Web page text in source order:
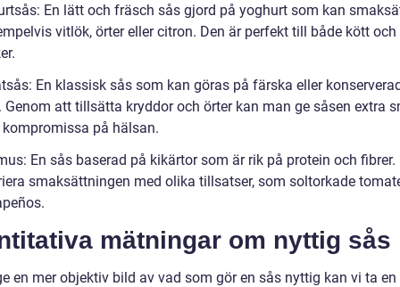
En lätt och fräsch sås gjord på yoghurt som kan
vitlök, örter eller citron. Den är perfekt till både kött och
En klassisk sås som kan göras på färska eller
Genom att tillsätta kryddor och örter kan man ge såsen extra
på hälsan.
En sås baserad på kikärtor som är rik på protein och fibrer.
smaksättningen med olika tillsatser, som soltorkade
mätningar om nyttig sås
en mer objektiv bild av vad som gör en sås nyttig kan vi ta